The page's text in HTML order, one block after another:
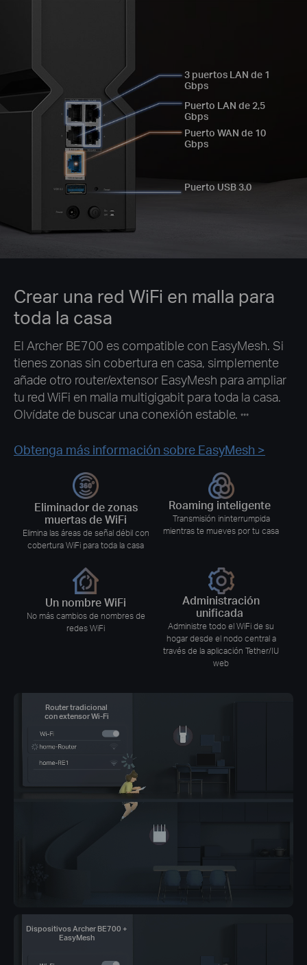
Puerto LAN de 2,5
Gbps
Puerto WAN de 10
Gbps
Puerto USB 3.0
3 puertos LAN de 1
Gbps
Crear una red WiFi en malla para
toda la casa
El Archer BE700 es compatible con EasyMesh. Si
tienes zonas sin cobertura en casa, simplemente
añade otro router/extensor EasyMesh para ampliar
tu red WiFi en malla multigigabit para toda la casa.
Olvídate de buscar una conexión estable. ***
Obtenga más información sobre EasyMesh >
Eliminador de zonas
muertas de WiFi
Elimina las áreas de señal débil con
cobertura WiFi para toda la casa
Roaming inteligente
Transmisión ininterrumpida
mientras te mueves por tu casa
Un nombre WiFi
No más cambios de nombres de
redes WiFi
Administración
unificada
Administre todo el WiFi de su
hogar desde el nodo central a
través de la aplicación Tether/IU
web
Router tradicional
con extensor Wi-Fi
Dispositivos Archer BE700 +
EasyMesh